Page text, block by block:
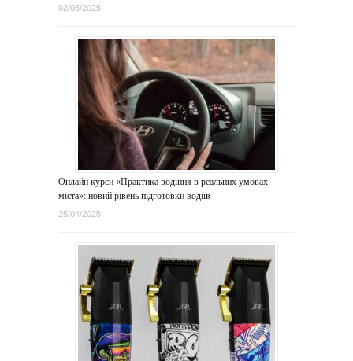
02/05/2025
Онлайн курси «Практика водіння в реальних умовах
міста»: новий рівень підготовки водіїв
25/04/2025